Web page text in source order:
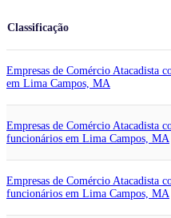
Classificação
Empresas de Comércio Atacadista
em Lima Campos, MA
Empresas de Comércio Atacadista
funcionários em Lima Campos, MA
Empresas de Comércio Atacadista
funcionários em Lima Campos, MA